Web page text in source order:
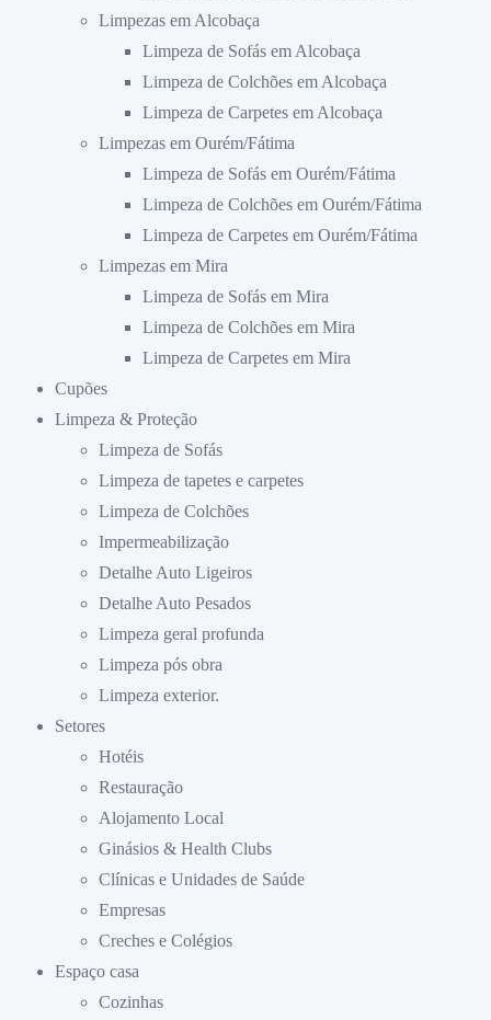
Limpezas em Alcobaça
Limpeza de Sofás em Alcobaça
Limpeza de Colchões em Alcobaça
Limpeza de Carpetes em Alcobaça
Limpezas em Ourém/Fátima
Limpeza de Sofás em Ourém/Fátima
Limpeza de Colchões em Ourém/Fátima
Limpeza de Carpetes em Ourém/Fátima
Limpezas em Mira
Limpeza de Sofás em Mira
Limpeza de Colchões em Mira
Limpeza de Carpetes em Mira
Cupões
Limpeza & Proteção
Limpeza de Sofás
Limpeza de tapetes e carpetes
Limpeza de Colchões
Impermeabilização
Detalhe Auto Ligeiros
Detalhe Auto Pesados
Limpeza geral profunda
Limpeza pós obra
Limpeza exterior.
Setores
Hotéis
Restauração
Alojamento Local
Ginásios & Health Clubs
Clínicas e Unidades de Saúde
Empresas
Creches e Colégios
Espaço casa
Cozinhas